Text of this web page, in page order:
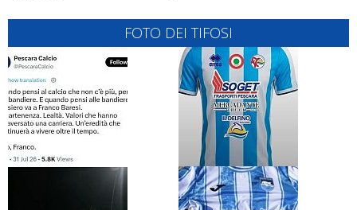
FOTO DEI TIFOSI